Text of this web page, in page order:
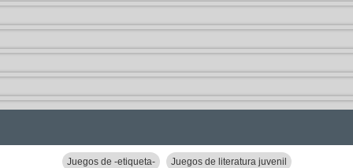
Juegos de -etiqueta- Juegos de literatura juvenil